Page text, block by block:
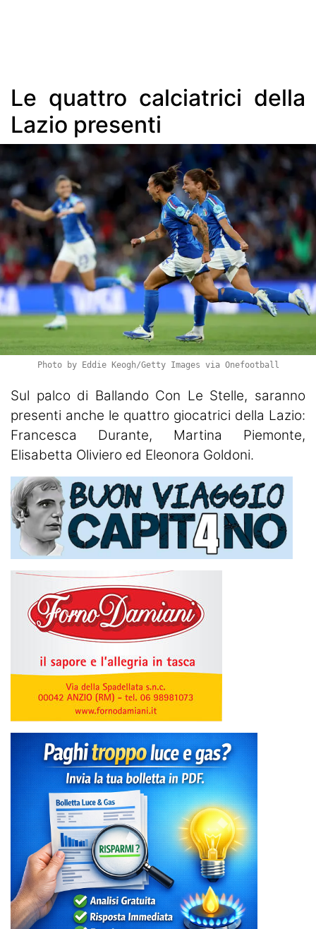
Le quattro calciatrici della
Lazio presenti
Photo by Eddie Keogh/Getty Images via Onefootball
Sul palco di Ballando Con Le Stelle, saranno
presenti anche le quattro giocatrici della Lazio:
Francesca Durante, Martina Piemonte,
Elisabetta Oliviero ed Eleonora Goldoni.